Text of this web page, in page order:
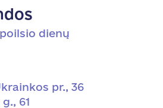
dienų
pr., 36
61